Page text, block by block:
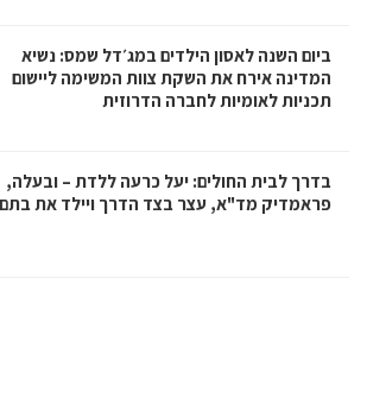
ביום השנה לאסון הילדים במג׳דל שמס: נשיא
המדינה אירח את השקת צוות המשימה ליישום
תכניות לאומיות לחברה הדרוזית
בדרך לבית החולים: יעל כרעה ללדת – ובעלה,
פראמדיק מד"א, עצר בצד הדרך ויילד את בתם